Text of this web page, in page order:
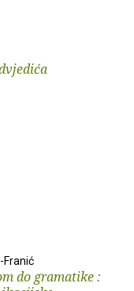
Franić
do gramatike :